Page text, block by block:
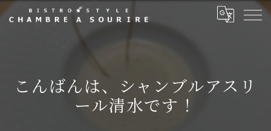
こんばんは、シャンブルアスリ
ール清水です！